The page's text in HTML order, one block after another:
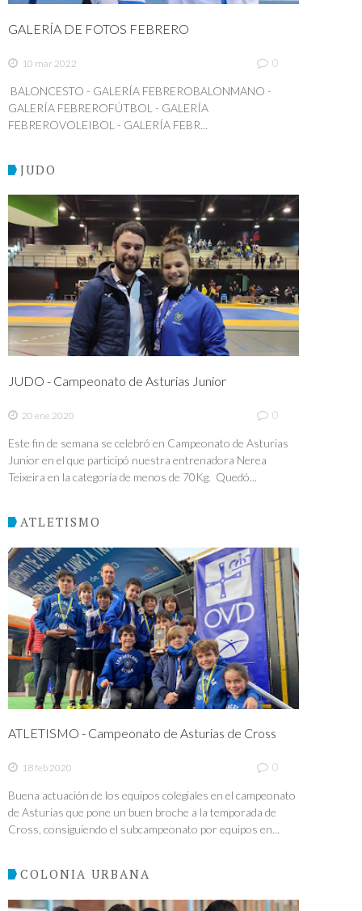
GALERÍA DE FOTOS FEBRERO
10 mar 2022 0
BALONCESTO - GALERÍA FEBREROBALONMANO -
GALERÍA FEBREROFÚTBOL - GALERÍA
FEBREROVOLEIBOL - GALERÍA FEBR...
JUDO
JUDO - Campeonato de Asturias Junior
20 ene 2020 0
Este fin de semana se celebró en Campeonato de Asturias
Junior en el que participó nuestra entrenadora Nerea
Teixeira en la categoría de menos de 70Kg. Quedó...
ATLETISMO
ATLETISMO - Campeonato de Asturias de Cross
18 feb 2020 0
Buena actuación de los equipos colegiales en el campeonato
de Asturias que pone un buen broche a la temporada de
Cross, consiguiendo el subcampeonato por equipos en...
COLONIA URBANA